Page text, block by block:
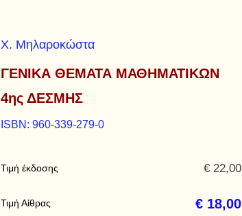
Χ. Μηλαροκώστα
ΓΕΝΙΚΑ ΘΕΜΑΤΑ ΜΑΘΗΜΑΤΙΚΩΝ
4ης ΔΕΣΜΗΣ
ISBN: 960-339-279-0
Τιμή έκδοσης
Τιμή Αίθρας
€ 22,00
€ 18,00